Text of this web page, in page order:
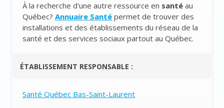
À la recherche d'une autre ressource en santé au
Québec?Annuaire Santé permet de trouver des
installations et des établissements du réseau de la
santé et des services sociaux partout au Québec.
ÉTABLISSEMENT RESPONSABLE :
Santé Québec Bas-Saint-Laurent